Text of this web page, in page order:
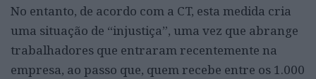
No entanto, de acordo com a CT, esta medida cria
uma situação de “injustiça”, uma vez que abrange
trabalhadores que entraram recentemente na
empresa, ao passo que, quem recebe entre os 1.000